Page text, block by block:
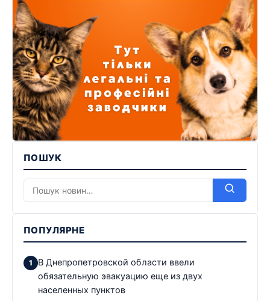
ПОШУК
ПОПУЛЯРНЕ
В Днепропетровской области ввели
обязательную эвакуацию еще из двух
населенных пунктов